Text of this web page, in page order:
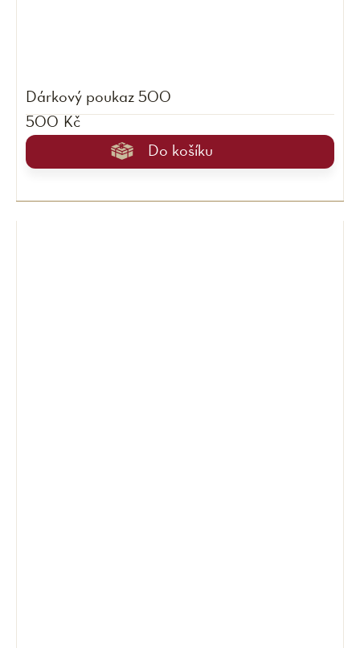
Dárkový poukaz 500
500 Kč
Do košíku